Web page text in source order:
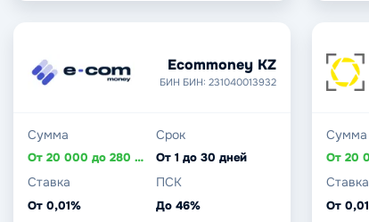
Ecommoney KZ
БИН БИН: 231040013932
Сумма
От 20 000 до 280 000 ₸
Срок
От 1 до 30 дней
Ставка
От 0,01%
ПСК
До 46%
Сумма
Ставка
От